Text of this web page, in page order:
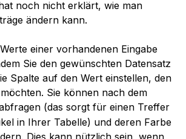
noch nicht erklärt, wie man
ändern kann.
einer vorhandenen Eingabe
Sie den gewünschten Datensatz
Spalte auf den Wert einstellen, den
Sie können nach dem
(das sorgt für einen Treffer
in Ihrer Tabelle) und deren Farbe